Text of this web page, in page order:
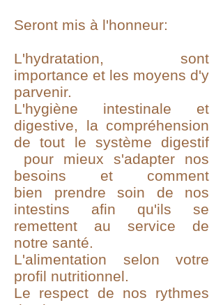
Seront mis à l'honneur:
L'hydratation, sont
importance et les moyens d'y
parvenir.
L'hygiène intestinale et
digestive, la compréhension
de tout le système digestif
pour mieux s'adapter nos
besoins et comment
bien prendre soin de nos
intestins afin qu'ils se
remettent au service de
notre santé.
L'alimentation selon votre
profil nutritionnel.
Le respect de nos rythmes